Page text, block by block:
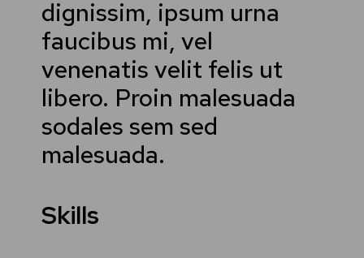
dignissim, ipsum urna
faucibus mi, vel
venenatis velit felis ut
libero. Proin malesuada
sodales sem sed
malesuada.
Skills